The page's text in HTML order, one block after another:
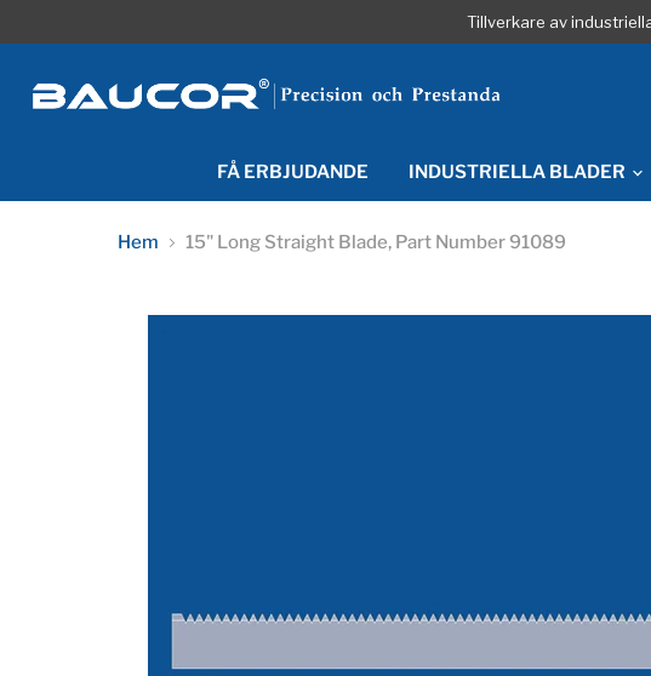
Tillverkare av
FÅ ERBJUDANDE INDUSTRIELLA BLADER
Hem 15" Long Straight Blade, Part Number 91089